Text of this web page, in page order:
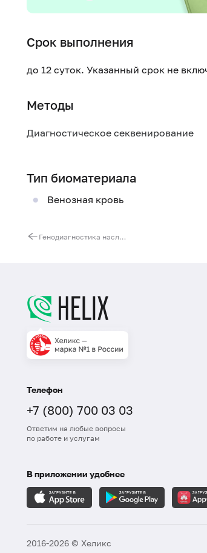
Срок выполнения
до 12 суток. Указанный срок не
Методы
Диагностическое секвенирование
Тип биоматериала
Венозная кровь
Генодиагностика наследственной гиперхолестеринемии. Ген PCSK9
Телефон
+7 (800) 700 03 03
Ответим на любые вопросы
по работе и услугам
В приложении удобнее
2016-2026 © Хеликс